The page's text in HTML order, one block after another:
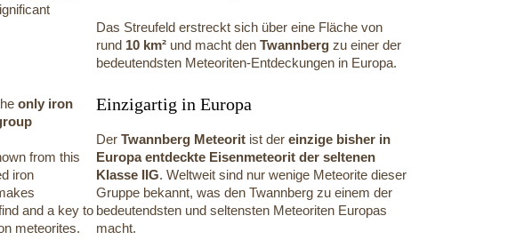
only iron
from this
iron
and a key to
meteorites.
Das Streufeld erstreckt sich über eine Fläche von
rund 10 km² und macht denTwannberg zu einer der
bedeutendsten Meteoriten-Entdeckungen in Europa.
Einzigartig in Europa
DerTwannberg Meteorit ist dereinzige bisher in
Europa entdeckte Eisenmeteorit der seltenen
Klasse IIG. Weltweit sind nur wenige Meteorite dieser
Gruppe bekannt, was den Twannberg zu einem der
bedeutendsten und seltensten Meteoriten Europas
macht.